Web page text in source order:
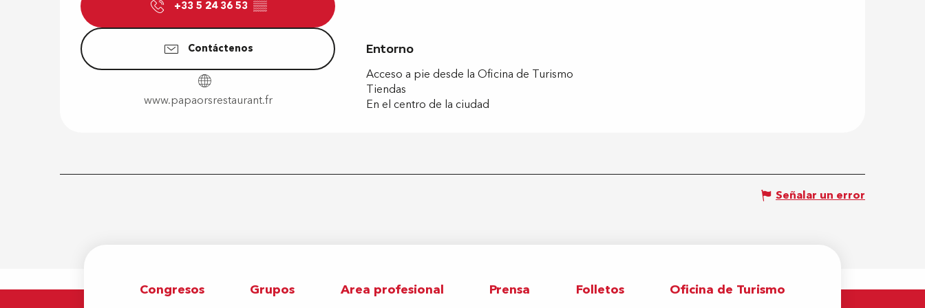
+33 5 24 36 53 ▒▒
Contáctenos
www.papaorsrestaurant.fr
Entorno
Entorno
Acceso a pie desde la Oficina de Turismo
Tiendas
En el centro de la ciudad
Señalar un error
Congresos Grupos Area profesional Prensa Folletos Oficina de Turismo